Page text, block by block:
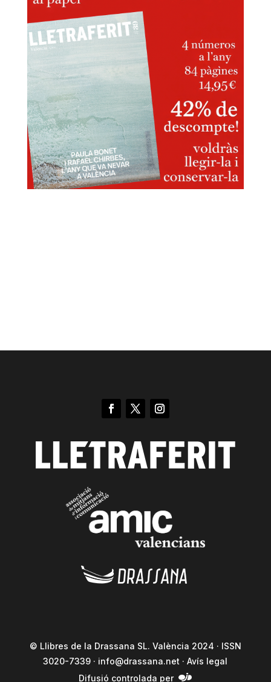
© Llibres de la Drassana SL. València 2024 · ISSN
3020-7339 · info@drassana.net ·Avís legal
Difusió controlada per